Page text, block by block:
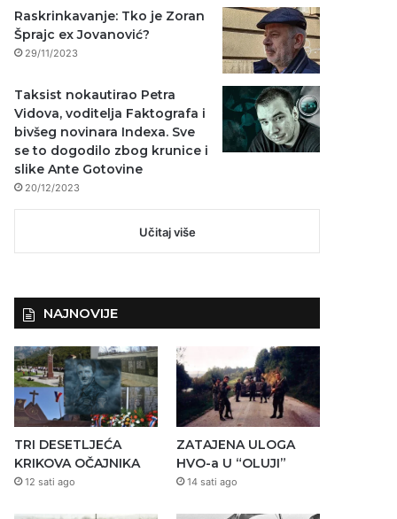
Raskrinkavanje: Tko je Zoran
Šprajc ex Jovanović?
29/11/2023
Taksist nokautirao Petra
Vidova, voditelja Faktografa i
bivšeg novinara Indexa. Sve
se to dogodilo zbog krunice i
slike Ante Gotovine
20/12/2023
Učitaj više
NAJNOVIJE
TRI DESETLJEĆA
KRIKOVA OČAJNIKA
12 sati ago
ZATAJENA ULOGA
HVO-a U “OLUJI”
14 sati ago